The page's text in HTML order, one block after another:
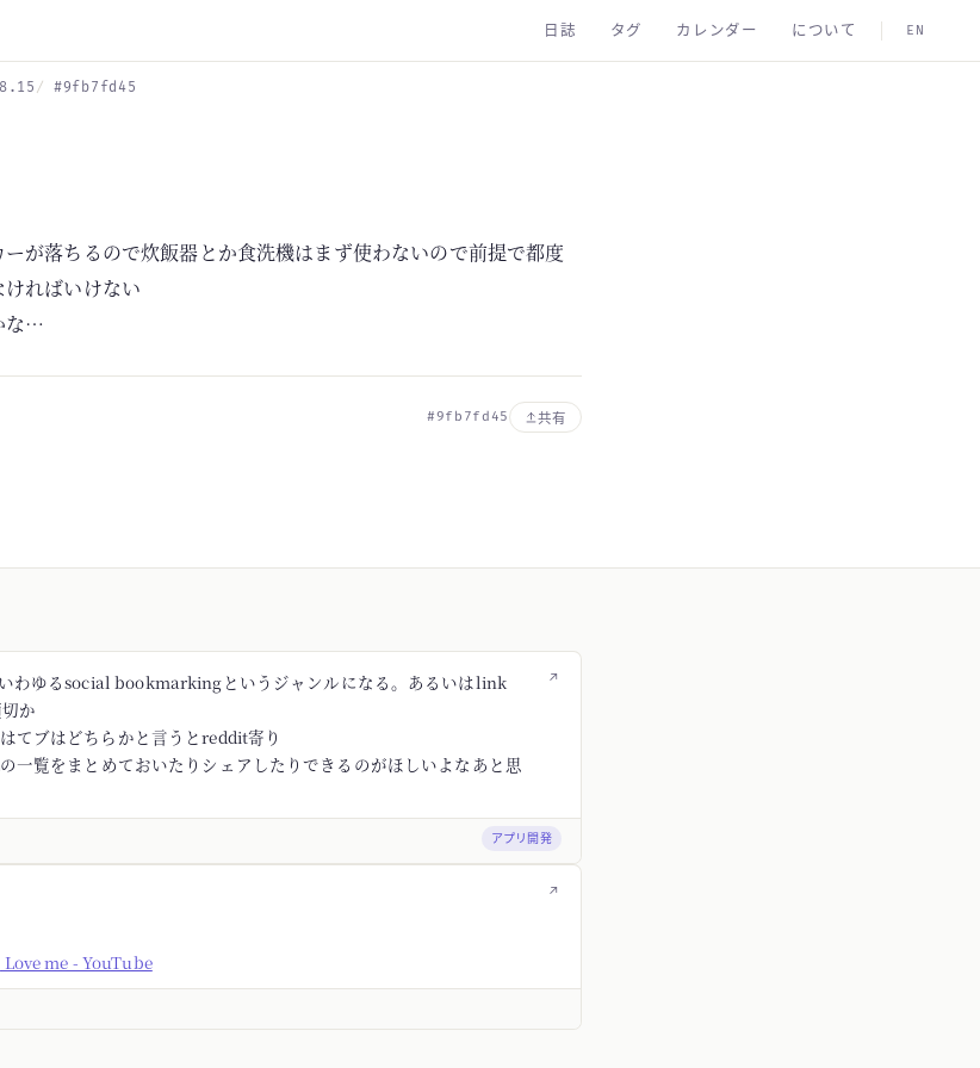
日誌 タグ カレンダー について EN
#9fb7fd45
が落ちるので炊飯器とか食洗機はまず使わないので前提で都度
ればいけない
な…
#9fb7fd45 共有
↗
わゆるsocial bookmarkingというジャンルになる。あるいはlink
か
てブはどちらかと言うとreddit寄り
一覧をまとめておいたりシェアしたりできるのがほしいよなあと思
アプリ開発
↗
me - YouTube